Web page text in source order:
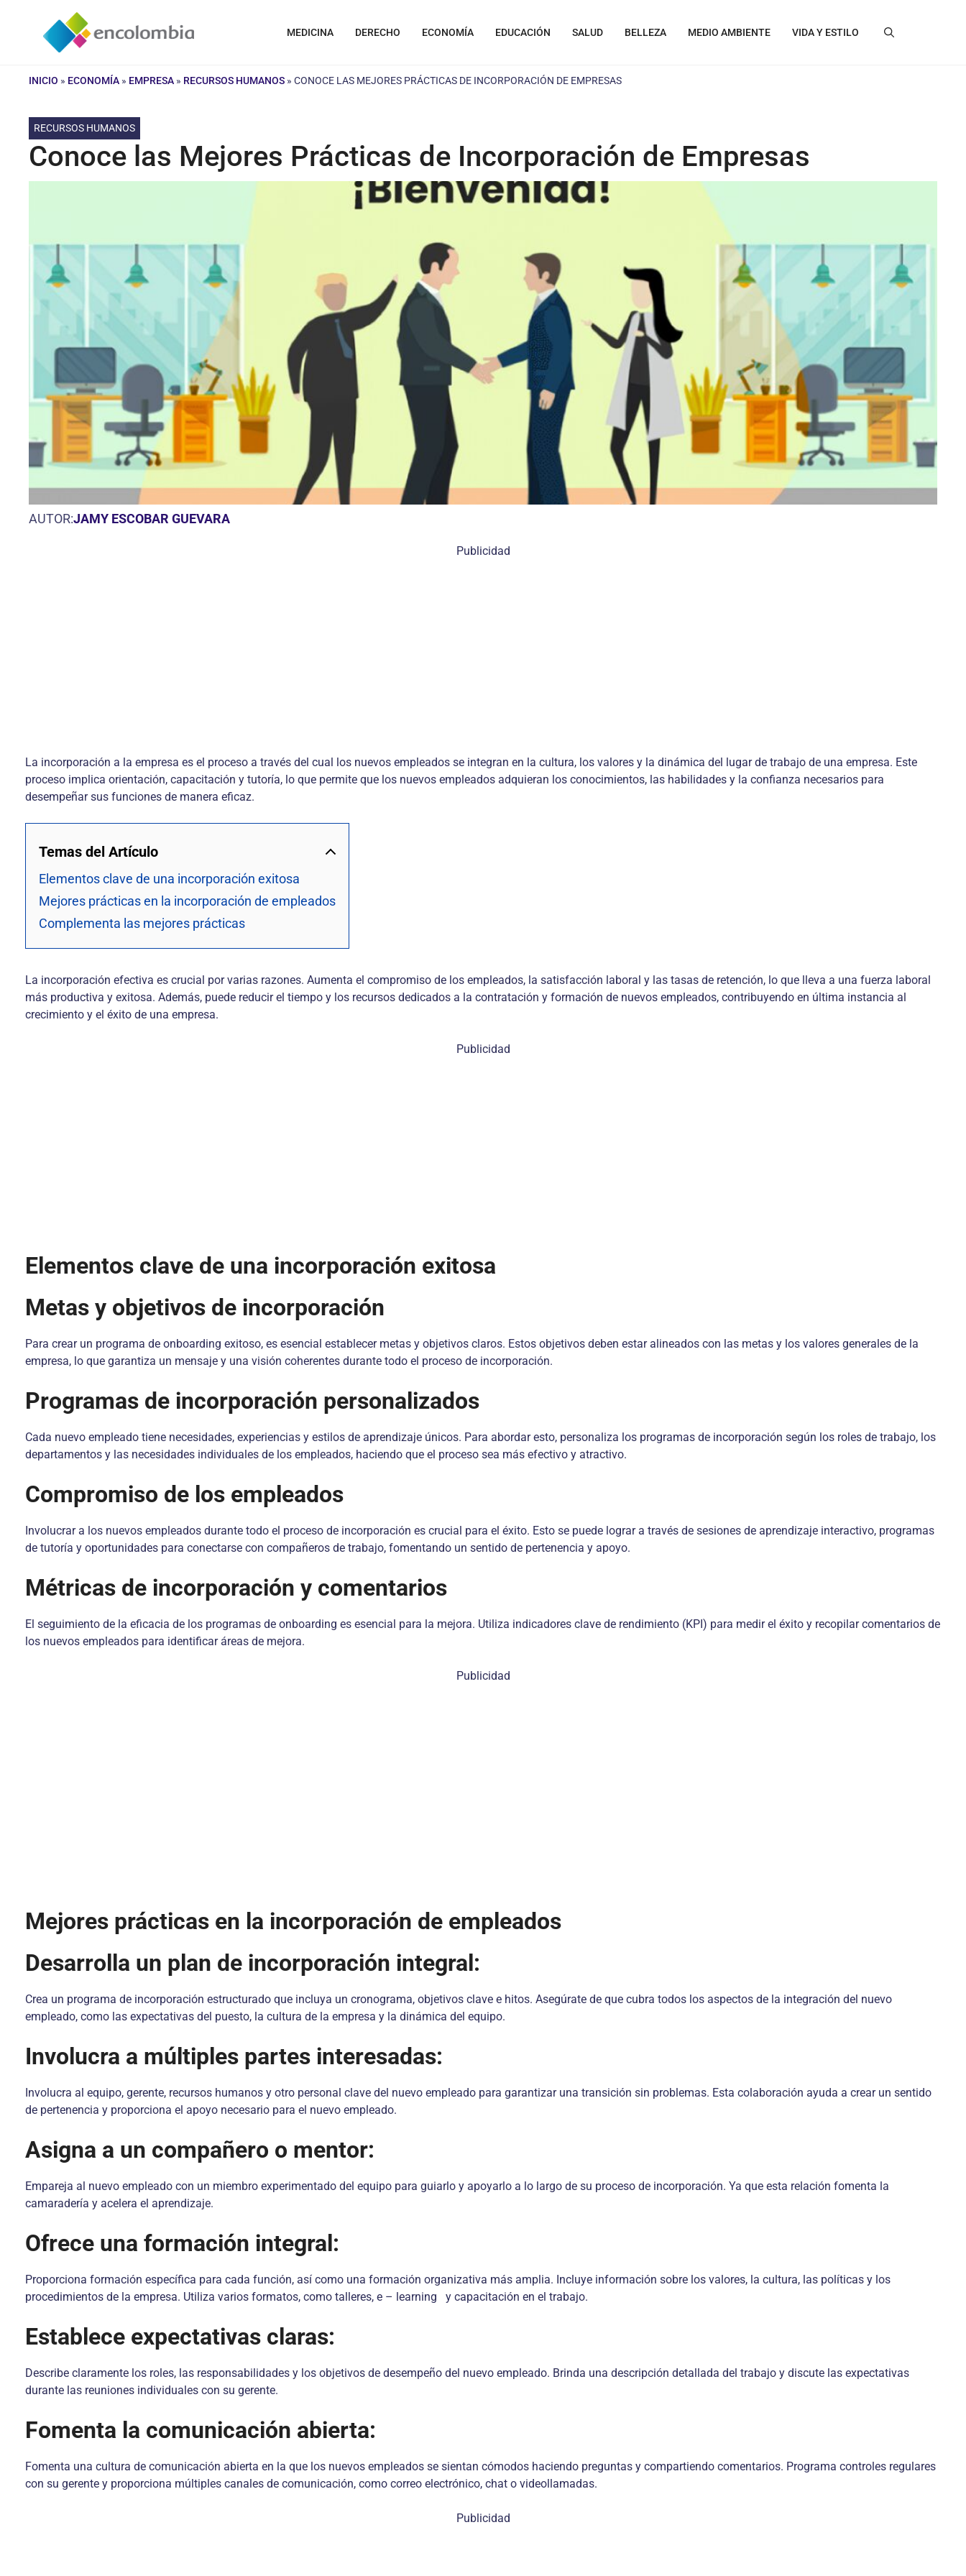
contenido
MEDICINA DERECHO ECONOMÍA EDUCACIÓN SALUD BELLEZA MEDIO AMBIENTE VIDA Y ESTILO
INICIO » ECONOMÍA » EMPRESA » RECURSOS HUMANOS » CONOCE LAS MEJORES PRÁCTICAS DE INCORPORACIÓN DE EMPRESAS
RECURSOS HUMANOS
Conoce las Mejores Prácticas de Incorporación de Empresas
AUTOR:JAMY ESCOBAR GUEVARA
Publicidad
La incorporación a la empresa es el proceso a través del cual los nuevos empleados se integran en la cultura, los valores y la dinámica del lugar de trabajo de una empresa. Este
proceso implica orientación, capacitación y tutoría, lo que permite que los nuevos empleados adquieran los conocimientos, las habilidades y la confianza necesarios para
desempeñar sus funciones de manera eficaz.
Temas del Artículo
Elementos clave de una incorporación exitosa
Mejores prácticas en la incorporación de empleados
Complementa las mejores prácticas
La incorporación efectiva es crucial por varias razones. Aumenta el compromiso de los empleados, la satisfacción laboral y las tasas de retención, lo que lleva a una fuerza laboral
más productiva y exitosa. Además, puede reducir el tiempo y los recursos dedicados a la contratación y formación de nuevos empleados, contribuyendo en última instancia al
crecimiento y el éxito de una empresa.
Publicidad
Elementos clave de una incorporación exitosa
Metas y objetivos de incorporación
Para crear un programa de onboarding exitoso, es esencial establecer metas y objetivos claros. Estos objetivos deben estar alineados con las metas y los valores generales de la
empresa, lo que garantiza un mensaje y una visión coherentes durante todo el proceso de incorporación.
Programas de incorporación personalizados
Cada nuevo empleado tiene necesidades, experiencias y estilos de aprendizaje únicos. Para abordar esto, personaliza los programas de incorporación según los roles de trabajo, los
departamentos y las necesidades individuales de los empleados, haciendo que el proceso sea más efectivo y atractivo.
Compromiso de los empleados
Involucrar a los nuevos empleados durante todo el proceso de incorporación es crucial para el éxito. Esto se puede lograr a través de sesiones de aprendizaje interactivo, programas
de tutoría y oportunidades para conectarse con compañeros de trabajo, fomentando un sentido de pertenencia y apoyo.
Métricas de incorporación y comentarios
El seguimiento de la eficacia de los programas de onboarding es esencial para la mejora. Utiliza indicadores clave de rendimiento (KPI) para medir el éxito y recopilar comentarios de
los nuevos empleados para identificar áreas de mejora.
Publicidad
Mejores prácticas en la incorporación de empleados
Desarrolla un plan de incorporación integral:
Crea un programa de incorporación estructurado que incluya un cronograma, objetivos clave e hitos. Asegúrate de que cubra todos los aspectos de la integración del nuevo
empleado, como las expectativas del puesto, la cultura de la empresa y la dinámica del equipo.
Involucra a múltiples partes interesadas:
Involucra al equipo, gerente, recursos humanos y otro personal clave del nuevo empleado para garantizar una transición sin problemas. Esta colaboración ayuda a crear un sentido
de pertenencia y proporciona el apoyo necesario para el nuevo empleado.
Asigna a un compañero o mentor:
Empareja al nuevo empleado con un miembro experimentado del equipo para guiarlo y apoyarlo a lo largo de su proceso de incorporación. Ya que esta relación fomenta la
camaradería y acelera el aprendizaje.
Ofrece una formación integral:
Proporciona formación específica para cada función, así como una formación organizativa más amplia. Incluye información sobre los valores, la cultura, las políticas y los
procedimientos de la empresa. Utiliza varios formatos, como talleres, e – learning y capacitación en el trabajo.
Establece expectativas claras:
Describe claramente los roles, las responsabilidades y los objetivos de desempeño del nuevo empleado. Brinda una descripción detallada del trabajo y discute las expectativas
durante las reuniones individuales con su gerente.
Fomenta la comunicación abierta:
Fomenta una cultura de comunicación abierta en la que los nuevos empleados se sientan cómodos haciendo preguntas y compartiendo comentarios. Programa controles regulares
con su gerente y proporciona múltiples canales de comunicación, como correo electrónico, chat o videollamadas.
Publicidad